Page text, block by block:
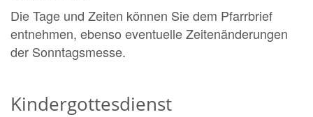
Die Tage und Zeiten können Sie dem Pfarrbrief
entnehmen, ebenso eventuelle Zeitenänderungen
der Sonntagsmesse.
Kindergottesdienst